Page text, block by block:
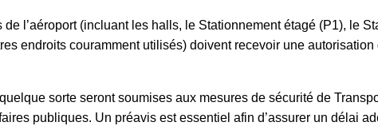
l’aéroport (incluant les halls, le Stationnement étagé (P1), le
endroits couramment utilisés) doivent recevoir une autorisation
sorte seront soumises aux mesures de sécurité de
publiques. Un préavis est essentiel afin d’assurer un délai